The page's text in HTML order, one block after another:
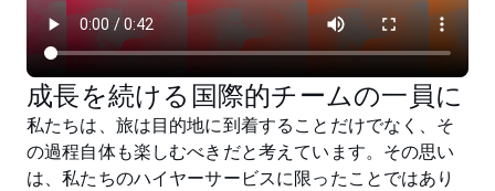
成長を続ける国際的チームの一員に
私たちは、旅は目的地に到着することだけでなく、そ
の過程自体も楽しむべきだと考えています。その思い
は、私たちのハイヤーサービスに限ったことではあり